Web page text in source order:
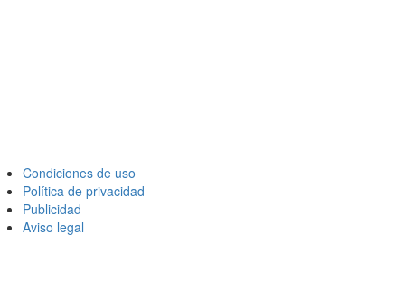
Condiciones de uso
Política de privacidad
Publicidad
Aviso legal